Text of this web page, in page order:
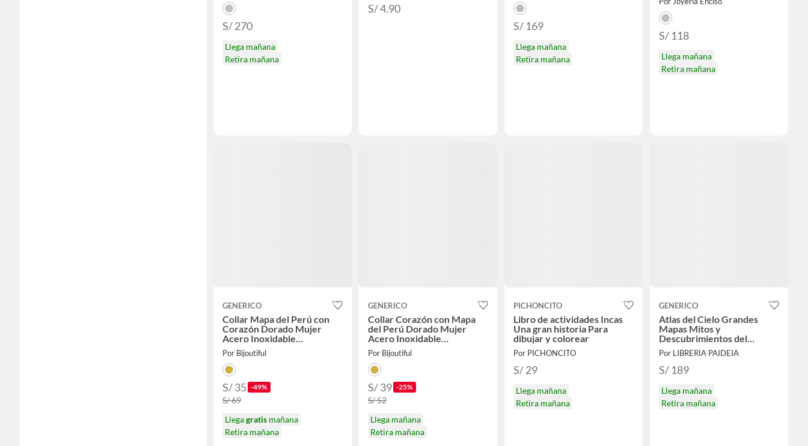
S/ 270
Llega mañana
Retira mañana
S/ 4.90
S/ 169
Llega mañana
Retira mañana
S/ 118
Llega mañana
Retira mañana
GENERICO
Collar Mapa del Perú con
Corazón Dorado Mujer
Acero Inoxidable
Waterproof
Por Bijoutiful
S/ 35 -49%
S/ 69
Llegagratis mañana
Retira mañana
GENERICO
Collar Corazón con Mapa
del Perú Dorado Mujer
Acero Inoxidable
Waterproof
Por Bijoutiful
S/ 39 -25%
S/ 52
Llega mañana
Retira mañana
PICHONCITO
Libro de actividades Incas
Una gran historia Para
dibujar y colorear
Por PICHONCITO
S/ 29
Llega mañana
Retira mañana
GENERICO
Atlas del Cielo Grandes
Mapas Mitos y
Descubrimientos del
Universo
Por LIBRERIA PAIDEIA
S/ 189
Llega mañana
Retira mañana